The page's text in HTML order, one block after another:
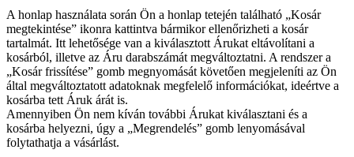
A honlap használata során Ön a honlap tetején található „Kosár
megtekintése” ikonra kattintva bármikor ellenőrizheti a kosár
tartalmát. Itt lehetősége van a kiválasztott Árukat eltávolítani a
kosárból, illetve az Áru darabszámát megváltoztatni. A rendszer a
„Kosár frissítése” gomb megnyomását követően megjeleníti az Ön
által megváltoztatott adatoknak megfelelő információkat, ideértve a
kosárba tett Áruk árát is.
Amennyiben Ön nem kíván további Árukat kiválasztani és a
kosárba helyezni, úgy a „Megrendelés” gomb lenyomásával
folytathatja a vásárlást.